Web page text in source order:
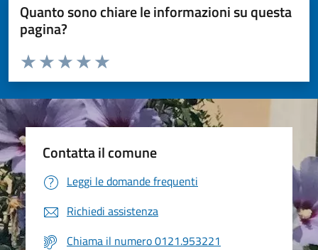
Quanto sono chiare le informazioni su questa
pagina?
Valuta da 1 a 5 stelle la pagina
Valuta 5 stelle su 5
Valuta 4 stelle su 5
Valuta 3 stelle su 5
Valuta 2 stelle su 5
Valuta 1 stelle su 5
Contatta il comune
Leggi le domande frequenti
Richiedi assistenza
Chiama il numero 0121.953221